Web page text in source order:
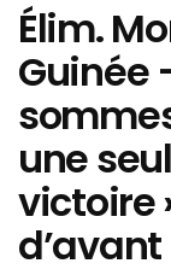
Élim.
Guinée
une
victoire